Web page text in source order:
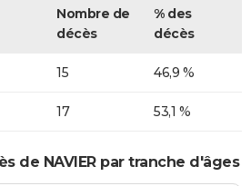
Nombre de
décès
% des
décès
15 46,9 %
17 53,1 %
de NAVIER par tranche d'âges